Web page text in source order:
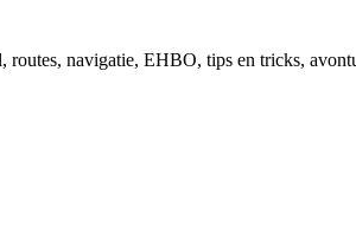
navigatie, EHBO, tips en tricks,